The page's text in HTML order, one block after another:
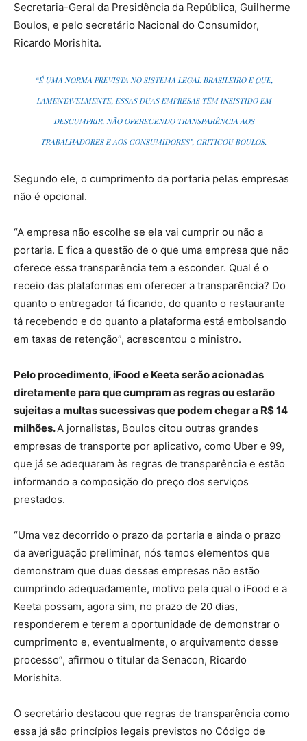
Secretaria-Geral da Presidência da República, Guilherme
Boulos, e pelo secretário Nacional do Consumidor,
Ricardo Morishita.
“É UMA NORMA PREVISTA NO SISTEMA LEGAL BRASILEIRO E QUE,
LAMENTAVELMENTE, ESSAS DUAS EMPRESAS TÊM INSISTIDO EM
DESCUMPRIR, NÃO OFERECENDO TRANSPARÊNCIA AOS
TRABALHADORES E AOS CONSUMIDORES”, CRITICOU BOULOS.
Segundo ele, o cumprimento da portaria pelas empresas
não é opcional.
“A empresa não escolhe se ela vai cumprir ou não a
portaria. E fica a questão de o que uma empresa que não
oferece essa transparência tem a esconder. Qual é o
receio das plataformas em oferecer a transparência? Do
quanto o entregador tá ficando, do quanto o restaurante
tá recebendo e do quanto a plataforma está embolsando
em taxas de retenção”, acrescentou o ministro.
Pelo procedimento, iFood e Keeta serão acionadas
diretamente para que cumpram as regras ou estarão
sujeitas a multas sucessivas que podem chegar a R$ 14
milhões.A jornalistas, Boulos citou outras grandes
empresas de transporte por aplicativo, como Uber e 99,
que já se adequaram às regras de transparência e estão
informando a composição do preço dos serviços
prestados.
“Uma vez decorrido o prazo da portaria e ainda o prazo
da averiguação preliminar, nós temos elementos que
demonstram que duas dessas empresas não estão
cumprindo adequadamente, motivo pela qual o iFood e a
Keeta possam, agora sim, no prazo de 20 dias,
responderem e terem a oportunidade de demonstrar o
cumprimento e, eventualmente, o arquivamento desse
processo”, afirmou o titular da Senacon, Ricardo
Morishita.
O secretário destacou que regras de transparência como
essa já são princípios legais previstos no Código de